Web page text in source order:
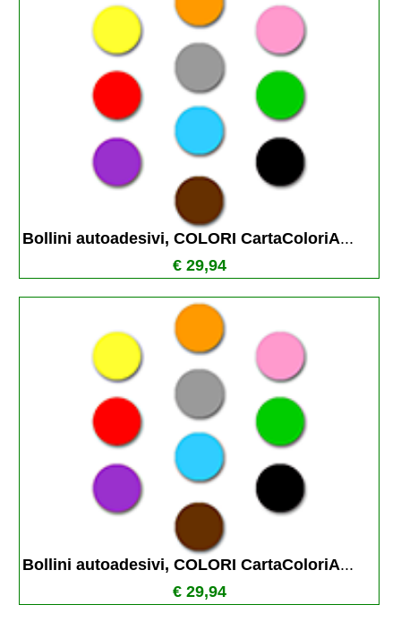
Bollini autoadesivi, COLORI CartaColoriA...
€ 29,94
Bollini autoadesivi, COLORI CartaColoriA...
€ 29,94